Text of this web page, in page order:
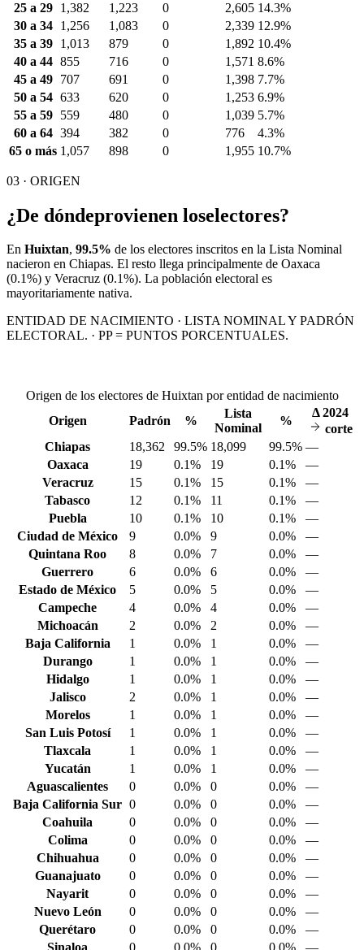
25 a 29
1,382 1,223 0 2,605 14.3%
30 a 34
1,256 1,083 0 2,339 12.9%
35 a 39
1,013 879 0 1,892 10.4%
40 a 44 855 716 0 1,571 8.6%
45 a 49
707 691 0 1,398 7.7%
50 a 54 633 620 0 1,253 6.9%
55 a 59
559 480 0 1,039 5.7%
60 a 64 394 382 0 776
4.3%
65 o más 1,057 898 0 1,955 10.7%
03 · ORIGEN
¿De dóndeprovienen loselectores?
En Huixtan, 99.5% de los electores inscritos en la Lista Nominal
nacieron en Chiapas. El resto llega principalmente de Oaxaca
(0.1%) y Veracruz (0.1%). La población electoral es
mayoritariamente nativa.
ENTIDAD DE NACIMIENTO · LISTA NOMINAL Y PADRÓN
ELECTORAL. · PP = PUNTOS PORCENTUALES.
Origen de los electores de Huixtan por entidad de nacimiento
Origen
Padrón %
Lista
Nominal
%
Δ2024
corte
Chiapas
18,362 99.5% 18,099 99.5% —
Oaxaca
19 0.1% 19 0.1%
—
Veracruz
15 0.1% 15 0.1%
—
Tabasco
12 0.1% 11 0.1%
—
Puebla
10 0.1% 10 0.1%
—
Ciudad de México
9 0.0% 9 0.0%
—
Quintana Roo
8 0.0% 7 0.0%
—
Guerrero
6 0.0% 6 0.0%
—
Estado de México
5 0.0% 5 0.0%
—
Campeche
4 0.0% 4 0.0%
—
Michoacán
2 0.0% 2 0.0%
—
Baja California
1 0.0% 1 0.0%
—
Durango
1 0.0% 1 0.0%
—
Hidalgo
1 0.0% 1 0.0%
—
Jalisco
2 0.0% 1 0.0%
—
Morelos
1 0.0% 1 0.0%
—
San Luis Potosí
1 0.0% 1 0.0%
—
Tlaxcala
1 0.0% 1 0.0%
—
Yucatán
1 0.0% 1 0.0%
—
Aguascalientes
0 0.0% 0 0.0%
—
Baja California Sur 0 0.0% 0 0.0%
—
Coahuila
0 0.0% 0 0.0%
—
Colima
0 0.0% 0 0.0%
—
Chihuahua
0 0.0% 0 0.0%
—
Guanajuato
0 0.0% 0 0.0%
—
Nayarit
0 0.0% 0 0.0%
—
Nuevo León
0 0.0% 0 0.0%
—
Querétaro
0 0.0% 0 0.0%
—